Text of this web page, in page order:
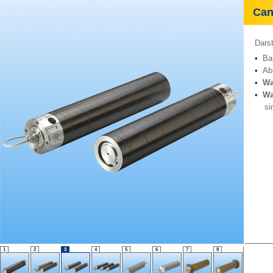
•
•
•
•
1 2 3 4 5 6 7 8